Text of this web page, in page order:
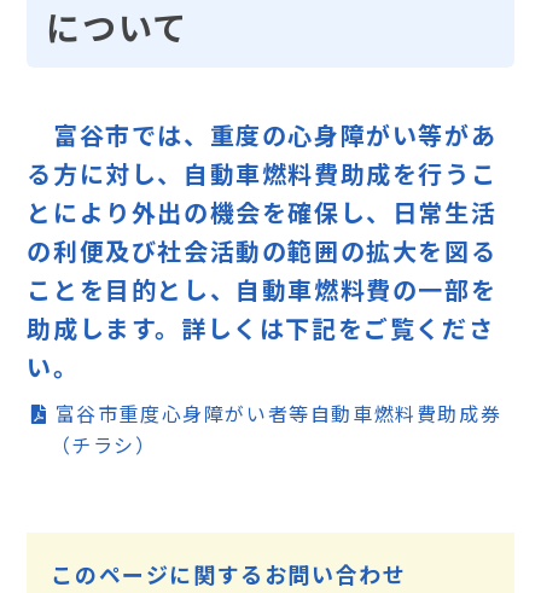
について
富谷市では、重度の心身障がい等があ
る方に対し、自動車燃料費助成を行うこ
とにより外出の機会を確保し、日常生活
の利便及び社会活動の範囲の拡大を図る
ことを目的とし、自動車燃料費の一部を
助成します。詳しくは下記をご覧くださ
い。
富谷市重度心身障がい者等自動車燃料費助成券
（チラシ）
このページに関するお問い合わせ